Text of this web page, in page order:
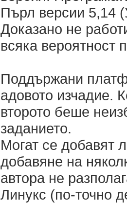
Пърл версии 5,14
Доказано не
всяка вероятност
Поддържани
адовото изчадие.
второто беше
заданието.
Могат се добавят
добавяне на
автора не
Линукс (по-точно